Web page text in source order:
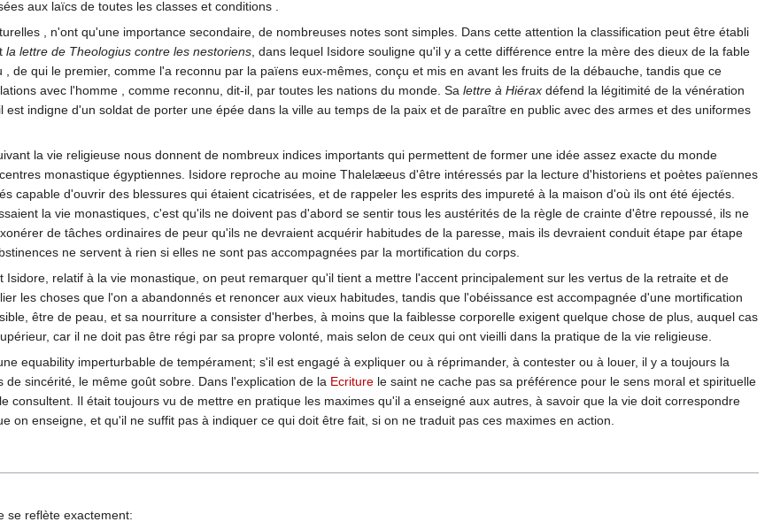
aux laïcs de toutes les classes et conditions .
, n'ont qu'une importance secondaire, de nombreuses notes sont simples. Dans cette attention la classification peut être établi
la lettre de Theologius contre les nestoriens, dans lequel Isidore souligne qu'il y a cette différence entre la mère des dieux de la fable
de qui le premier, comme l'a reconnu par la païens eux-mêmes, conçu et mis en avant les fruits de la débauche, tandis que ce
avec l'homme , comme reconnu, dit-il, par toutes les nations du monde. Sa lettre à Hiérax défend la légitimité de la vénération
est indigne d'un soldat de porter une épée dans la ville au temps de la paix et de paraître en public avec des armes et des uniformes
la vie religieuse nous donnent de nombreux indices importants qui permettent de former une idée assez exacte du monde
monastique égyptiennes. Isidore reproche au moine Thalelæeus d'être intéressés par la lecture d'historiens et poètes païennes
capable d'ouvrir des blessures qui étaient cicatrisées, et de rappeler les esprits des impureté à la maison d'où ils ont été éjectés.
la vie monastiques, c'est qu'ils ne doivent pas d'abord se sentir tous les austérités de la règle de crainte d'être repoussé, ils ne
de tâches ordinaires de peur qu'ils ne devraient acquérir habitudes de la paresse, mais ils devraient conduit étape par étape
ne servent à rien si elles ne sont pas accompagnées par la mortification du corps.
Isidore, relatif à la vie monastique, on peut remarquer qu'il tient a mettre l'accent principalement sur les vertus de la retraite et de
les choses que l'on a abandonnés et renoncer aux vieux habitudes, tandis que l'obéissance est accompagnée d'une mortification
être de peau, et sa nourriture a consister d'herbes, à moins que la faiblesse corporelle exigent quelque chose de plus, auquel cas
car il ne doit pas être régi par sa propre volonté, mais selon de ceux qui ont vieilli dans la pratique de la vie religieuse.
equability imperturbable de tempérament; s'il est engagé à expliquer ou à réprimander, à contester ou à louer, il y a toujours la
sincérité, le même goût sobre. Dans l'explication de la Ecriture le saint ne cache pas sa préférence pour le sens moral et spirituelle
consultent. Il était toujours vu de mettre en pratique les maximes qu'il a enseigné aux autres, à savoir que la vie doit correspondre
on enseigne, et qu'il ne suffit pas à indiquer ce qui doit être fait, si on ne traduit pas ces maximes en action.
se reflète exactement: